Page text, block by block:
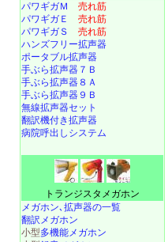
パワギガＭ 売れ筋
パワギガＥ 売れ筋
パワギガＳ 売れ筋
ハンズフリー拡声器
ポータブル拡声器
手ぶら拡声器７Ｂ
手ぶら拡声器８Ａ
手ぶら拡声器９Ｂ
無線拡声器セット
翻訳機付き拡声器
病院呼出しシステム
トランジスタメガホン
メガホン､拡声器の一覧
翻訳メガホン
小型多機能メガホン